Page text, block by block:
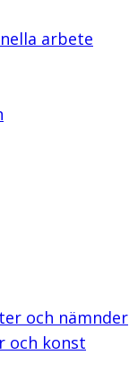
arbete
och nämnder
och konst